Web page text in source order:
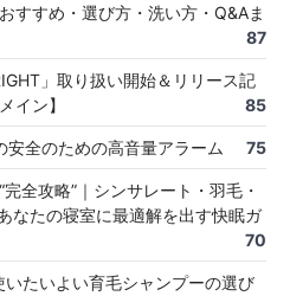
すすめ・選び方・洗い方・Q&Aま
87
」取り扱い開始＆リリース記
イン】
85
全のための高音量アラーム 75
全攻略”｜シンサレート・羽毛・
なたの寝室に最適解を出す快眠ガ
70
たいよい育毛シャンプーの選び